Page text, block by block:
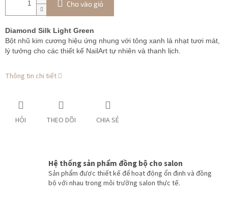
Cho vào giỏ
Diamond Silk Light Green
Bột nhũ kim cương hiệu ứng nhung với tông xanh lá nhạt tươi mát,
lý tưởng cho các thiết kế NailArt tự nhiên và thanh lịch.
Thông tin chi tiết
HỎI THEO DÕI CHIA SẺ
Hệ thống sản phẩm đồng bộ cho salon
Sản phẩm được thiết kế để hoạt động ổn định và đồng
bộ với nhau trong môi trường salon thực tế.